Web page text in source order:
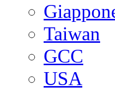
Taiwan
GCC
USA